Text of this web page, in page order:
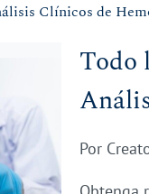
Clínicos de
Todo
Por